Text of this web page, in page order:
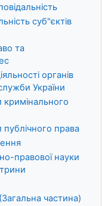
суб"єктів
та
органів
України
права
правової науки
частина)